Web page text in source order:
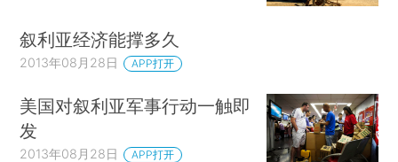
叙利亚经济能撑多久
2013年08月28日 APP打开
美国对叙利亚军事行动一触即
发
2013年08月28日 APP打开